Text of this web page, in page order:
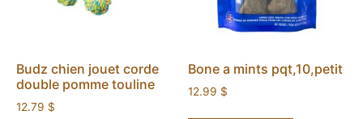
Budz chien jouet corde
double pomme touline
12.79 $
Bone a mints pqt,10,petit
12.99 $